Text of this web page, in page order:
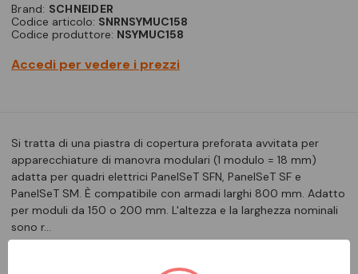
Brand: SCHNEIDER
Codice articolo: SNRNSYMUC158
Codice produttore: NSYMUC158
Accedi per vedere i prezzi
Si tratta di una piastra di copertura preforata avvitata per
apparecchiature di manovra modulari (1 modulo = 18 mm)
adatta per quadri elettrici PanelSeT SFN, PanelSeT SF e
PanelSeT SM. È compatibile con armadi larghi 800 mm. Adatto
per moduli da 150 o 200 mm. L'altezza e la larghezza nominali
sono r…